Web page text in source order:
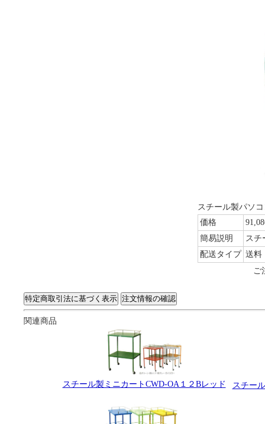
スチール製パソ
価格
簡易説明
スチ
配送タイプ 送料
ご
関連商品
スチール製ミニカートCWD-OA１２Bレッド スチー